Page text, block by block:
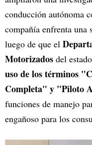
conducción autónoma
compañía enfrenta una
luego de que el
Motorizados del
uso de los términos
Completa" y "Piloto
funciones de manejo
engañoso para los